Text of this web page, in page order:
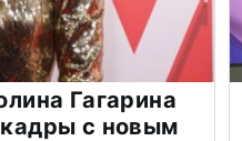
Гагарина
с новым